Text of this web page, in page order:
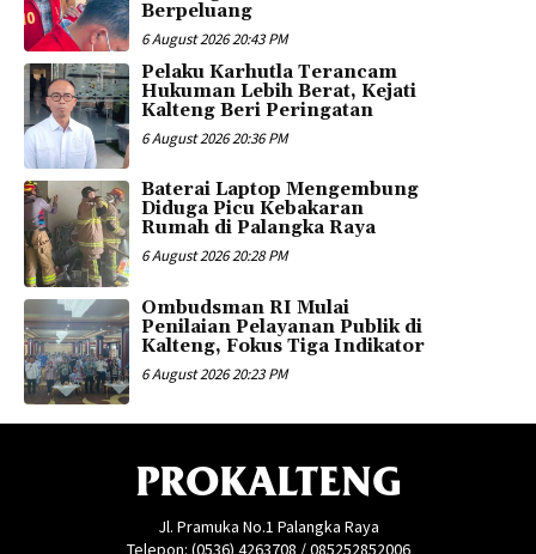
Berpeluang
6 August 2026 20:43 PM
Pelaku Karhutla Terancam
Hukuman Lebih Berat, Kejati
Kalteng Beri Peringatan
6 August 2026 20:36 PM
Baterai Laptop Mengembung
Diduga Picu Kebakaran
Rumah di Palangka Raya
6 August 2026 20:28 PM
Ombudsman RI Mulai
Penilaian Pelayanan Publik di
Kalteng, Fokus Tiga Indikator
6 August 2026 20:23 PM
PROKALTENG
Jl. Pramuka No.1 Palangka Raya
Telepon: (0536) 4263708 / 085252852006